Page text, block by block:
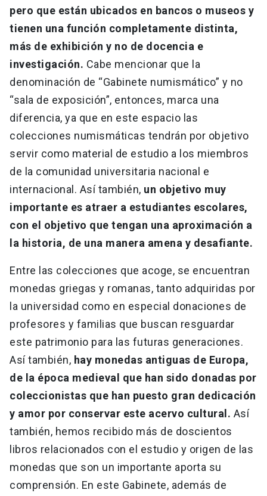
pero que están ubicados en bancos o museos y
tienen una función completamente distinta,
más de exhibición y no de docencia e
investigación. Cabe mencionar que la
denominación de “Gabinete numismático” y no
“sala de exposición”, entonces, marca una
diferencia, ya que en este espacio las
colecciones numismáticas tendrán por objetivo
servir como material de estudio a los miembros
de la comunidad universitaria nacional e
internacional. Así también, un objetivo muy
importante es atraer a estudiantes escolares,
con el objetivo que tengan una aproximación a
la historia, de una manera amena y desafiante.
Entre las colecciones que acoge, se encuentran
monedas griegas y romanas, tanto adquiridas por
la universidad como en especial donaciones de
profesores y familias que buscan resguardar
este patrimonio para las futuras generaciones.
Así también, hay monedas antiguas de Europa,
de la época medieval que han sido donadas por
coleccionistas que han puesto gran dedicación
y amor por conservar este acervo cultural. Así
también, hemos recibido más de doscientos
libros relacionados con el estudio y origen de las
monedas que son un importante aporta su
comprensión. En este Gabinete, además de